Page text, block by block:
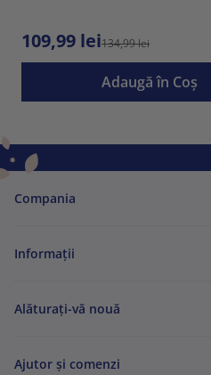
109,99 lei134,99 lei
Adaugă în Coş
Compania
Informaţii
Alăturați-vă nouă
Ajutor și comenzi